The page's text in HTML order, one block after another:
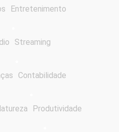
Entretenimento
Streaming
Contabilidade
Produtividade